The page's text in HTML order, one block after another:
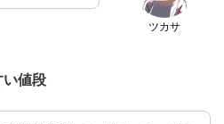
ツカサ
い値段